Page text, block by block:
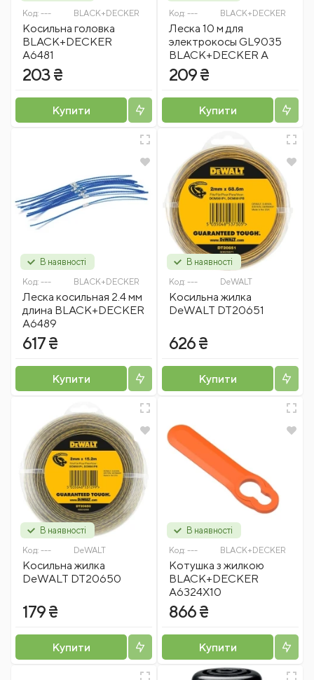
Код: --- BLACK+DECKER
Косильна головка
BLACK+DECKER
A6481
203 ₴
Купити
Код: --- BLACK+DECKER
Леска 10 м для
электрокосы GL9035
BLACK+DECKER A
209 ₴
Купити
В наявності
Код: --- BLACK+DECKER
Леска косильная 2.4 мм
длина BLACK+DECKER
A6489
617 ₴
Купити
В наявності
Код: --- DeWALT
Косильна жилка
DeWALT DT20651
626 ₴
Купити
В наявності
Код: --- DeWALT
Косильна жилка
DeWALT DT20650
179 ₴
Купити
В наявності
Код: --- BLACK+DECKER
Котушка з жилкою
BLACK+DECKER
A6324X10
866 ₴
Купити